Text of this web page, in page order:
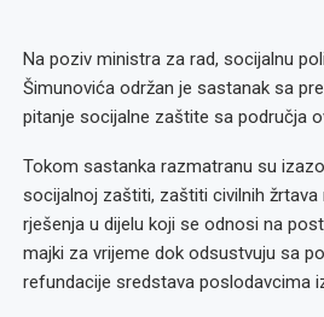
Na poziv ministra za rad, socijalnu
Šimunovića održan je sastanak sa
pitanje socijalne zaštite sa područja
Tokom sastanka razmatranu su
socijalnoj zaštiti, zaštiti civilnih
rješenja u dijelu koji se odnosi na
majki za vrijeme dok odsustvuju sa
refundacije sredstava poslodavcima